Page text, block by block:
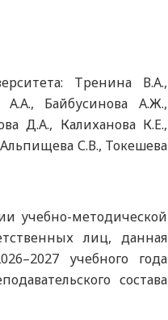
Тренина В.А.,
Байбусинова А.Ж.,
Д.А., Калиханова К.Е.,
С.В., Токешева
учебно-методической
лиц, данная
учебного года
состава